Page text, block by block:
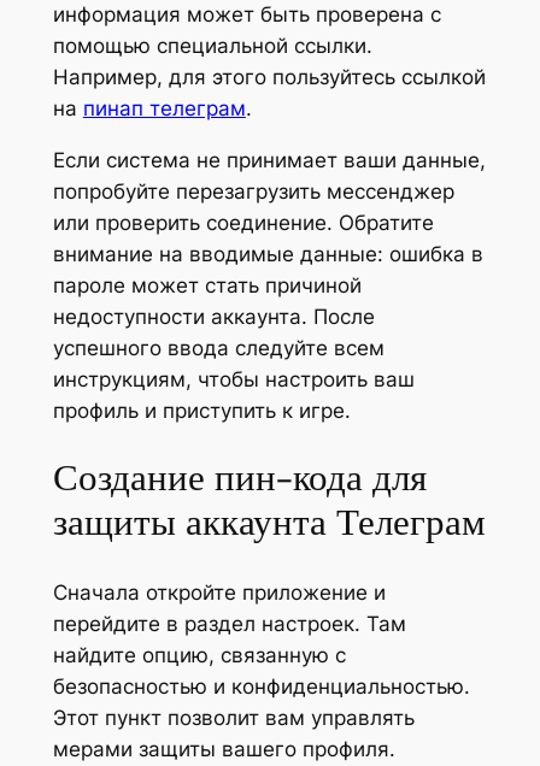
информация может быть проверена с
помощью специальной ссылки.
Например, для этого пользуйтесь ссылкой
на пинап телеграм.
Если система не принимает ваши данные,
попробуйте перезагрузить мессенджер
или проверить соединение. Обратите
внимание на вводимые данные: ошибка в
пароле может стать причиной
недоступности аккаунта. После
успешного ввода следуйте всем
инструкциям, чтобы настроить ваш
профиль и приступить к игре.
Создание пин-кода для
защиты аккаунта Телеграм
Сначала откройте приложение и
перейдите в раздел настроек. Там
найдите опцию, связанную с
безопасностью и конфиденциальностью.
Этот пункт позволит вам управлять
мерами защиты вашего профиля.